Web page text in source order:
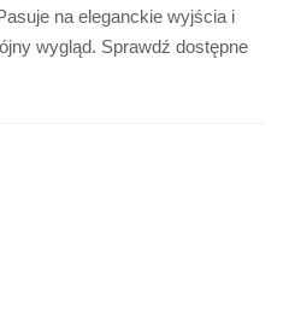
na eleganckie wyjścia i
wygląd. Sprawdź dostępne